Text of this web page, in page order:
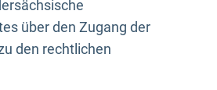
über den Zugang der
den rechtlichen